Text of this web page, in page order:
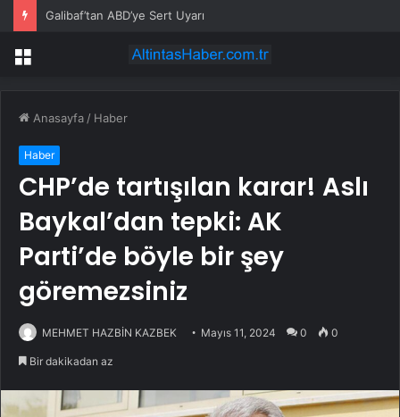
Galibaf’tan ABD’ye Sert Uyarı
Menü
Anasayfa / Haber
Haber
CHP’de tartışılan karar! Aslı
Baykal’dan tepki: AK
Parti’de böyle bir şey
göremezsiniz
MEHMET HAZBİN KAZBEK Mayıs 11, 2024 0 0
Bir dakikadan az